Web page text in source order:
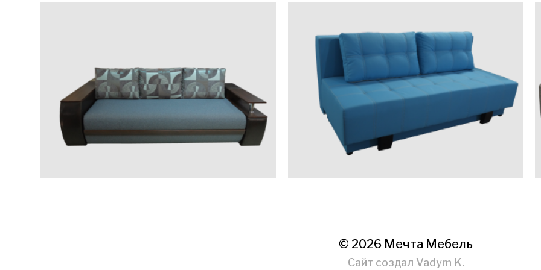
© 2026 Мечта Мебель
Сайт создал Vadym K.